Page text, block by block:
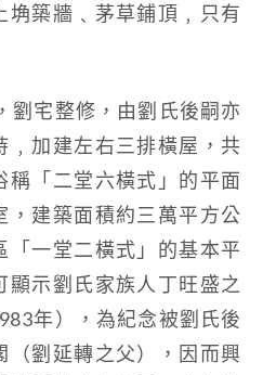
埆築牆﹑茅草鋪頂﹐只有
劉宅整修，由劉氏後嗣亦
﹐加建左右三排橫屋，共
稱「二堂六橫式」的平面
，建築面積約三萬平方公
「一堂二橫式」的基本平
顯示劉氏家族人丁旺盛之
年），為紀念被劉氏後
（劉延轉之父），因而興